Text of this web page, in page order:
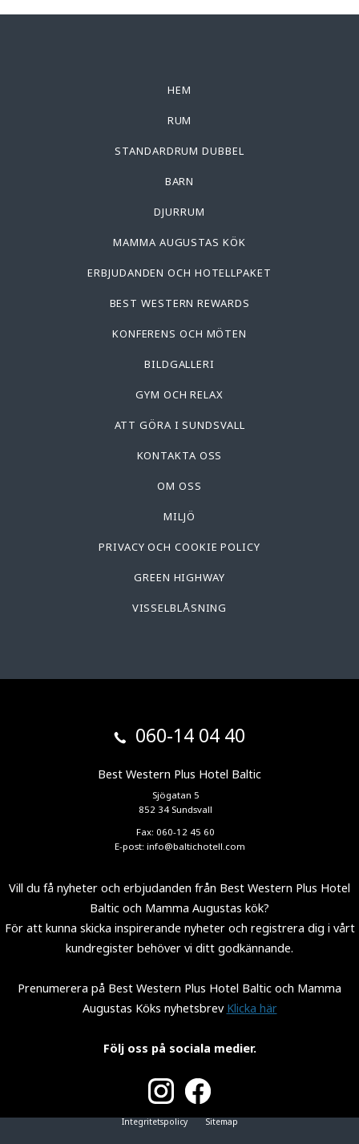
HEM
RUM
STANDARDRUM DUBBEL
BARN
DJURRUM
MAMMA AUGUSTAS KÖK
ERBJUDANDEN OCH HOTELLPAKET
BEST WESTERN REWARDS
KONFERENS OCH MÖTEN
BILDGALLERI
GYM OCH RELAX
ATT GÖRA I SUNDSVALL
KONTAKTA OSS
OM OSS
MILJÖ
PRIVACY OCH COOKIE POLICY
GREEN HIGHWAY
VISSELBLÅSNING
060-14 04 40
Best Western Plus Hotel Baltic
Sjögatan 5
852 34 Sundsvall
Fax: 060-12 45 60
E-post: info@baltichotell.com
Vill du få nyheter och erbjudanden från Best Western Plus Hotel
Baltic och Mamma Augustas kök?
För att kunna skicka inspirerande nyheter och registrera dig i vårt
kundregister behöver vi ditt godkännande.
Prenumerera på Best Western Plus Hotel Baltic och Mamma
Augustas Köks nyhetsbrev Klicka här
Följ oss på sociala medier.
Integritetspolicy Sitemap